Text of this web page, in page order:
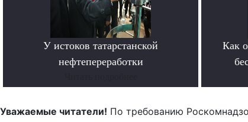
У истоков татарстанской
нефтепереработки
Как
Уважаемые читатели! По требованию